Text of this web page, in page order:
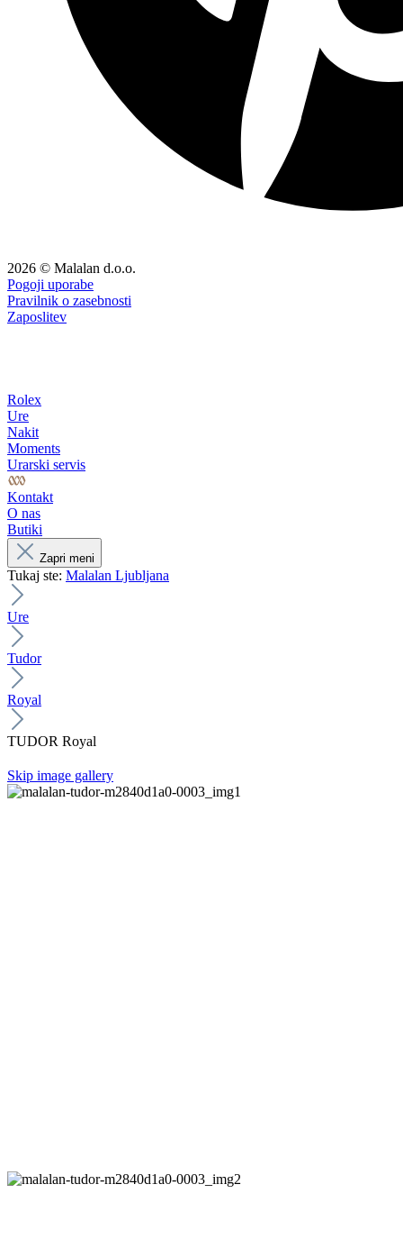
2026 © Malalan d.o.o.
Pogoji uporabe
Pravilnik o zasebnosti
Zaposlitev
Rolex
Ure
Nakit
Moments
Urarski servis
Kontakt
O nas
Butiki
Zapri meni
Tukaj ste: Malalan Ljubljana
Ure
Tudor
Royal
TUDOR Royal
Skip image gallery